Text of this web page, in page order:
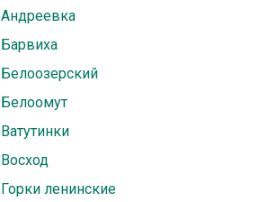
Андреевка
Барвиха
Белоозерский
Белоомут
Ватутинки
Восход
Горки ленинские